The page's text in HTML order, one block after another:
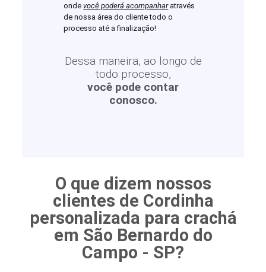
ondevocê poderá acompanharatravés
de nossa área do cliente todo o
processo até a finalização!
Dessa maneira, ao longo de
todo processo,
você pode contar
conosco.
O que dizem nossos
clientes de Cordinha
personalizada para crachá
em São Bernardo do
Campo - SP?